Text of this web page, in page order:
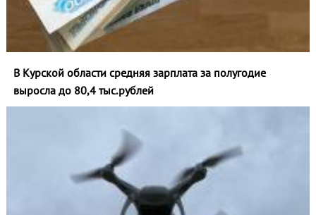
В Курской области средняя зарплата за полугодие
выросла до 80,4 тыс.рублей